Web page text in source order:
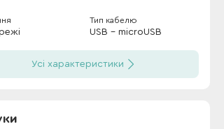
Тип кабелю
USB - microUSB
Усі характеристики